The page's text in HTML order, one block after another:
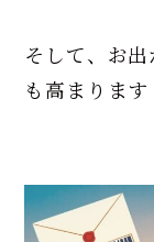
そして、お
も高まります